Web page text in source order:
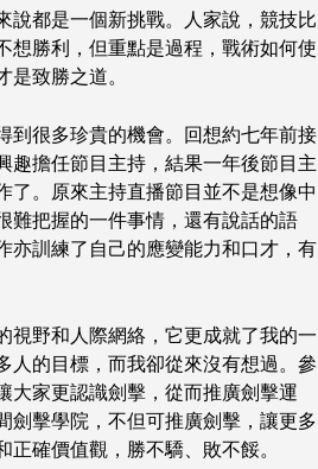
說都是一個新挑戰。人家說，競技比
想勝利，但重點是過程，戰術如何使
致勝之道。
到很多珍貴的機會。回想約七年前接
趣擔任節目主持，結果一年後節目主
了。原來主持直播節目並不是想像中
難把握的一件事情，還有說話的語
亦訓練了自己的應變能力和口才，有
視野和人際網絡，它更成就了我的一
人的目標，而我卻從來沒有想過。參
大家更認識劍擊，從而推廣劍擊運
劍擊學院，不但可推廣劍擊，讓更多
確價值觀，勝不驕、敗不餒。